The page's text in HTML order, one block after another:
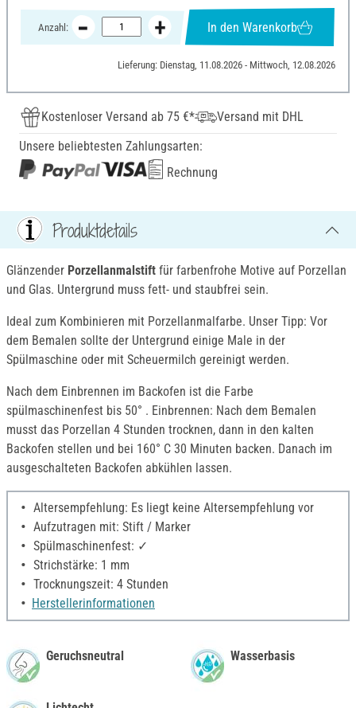
Anzahl: In den Warenkorb
Lieferung: Dienstag, 11.08.2026 - Mittwoch, 12.08.2026
Kostenloser Versand ab 75 €*
Versand mit DHL
Unsere beliebtesten Zahlungsarten:
Rechnung
Produktdetails
Glänzender Porzellanmalstift für farbenfrohe Motive auf Porzellan
und Glas. Untergrund muss fett- und staubfrei sein.
Ideal zum Kombinieren mit Porzellanmalfarbe. Unser Tipp: Vor
dem Bemalen sollte der Untergrund einige Male in der
Spülmaschine oder mit Scheuermilch gereinigt werden.
Nach dem Einbrennen im Backofen ist die Farbe
spülmaschinenfest bis 50° . Einbrennen: Nach dem Bemalen
musst das Porzellan 4 Stunden trocknen, dann in den kalten
Backofen stellen und bei 160° C 30 Minuten backen. Danach im
ausgeschalteten Backofen abkühlen lassen.
Altersempfehlung: Es liegt keine Altersempfehlung vor
Aufzutragen mit: Stift / Marker
Spülmaschinenfest: ✓
Strichstärke: 1 mm
Trocknungszeit: 4 Stunden
Herstellerinformationen
Geruchsneutral Wasserbasis